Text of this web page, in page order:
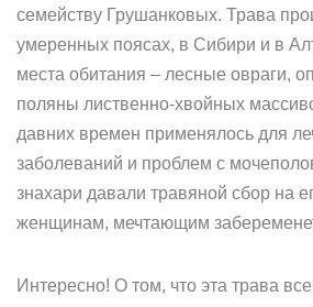
семейству Грушанковых. Трава
умеренных поясах, в Сибири и в
места обитания – лесные овраги,
поляны лиственно-хвойных
давних времен применялось для
заболеваний и проблем с
знахари давали травяной сбор на
женщинам, мечтающим
Интересно! О том, что эта трава